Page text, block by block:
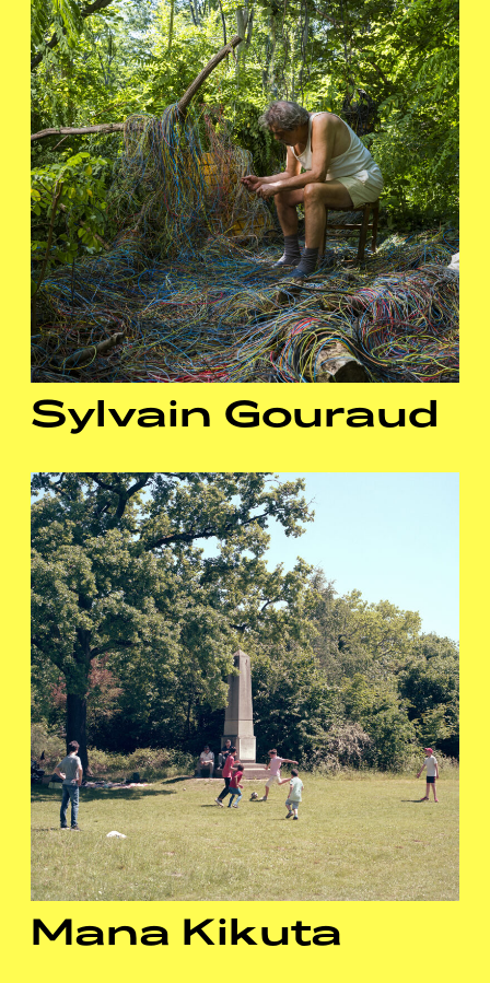
Sylvain Gouraud
Mana Kikuta